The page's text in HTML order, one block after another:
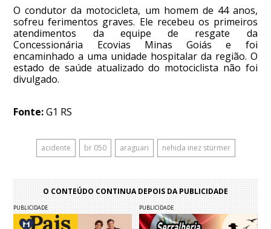
O condutor da motocicleta, um homem de 44 anos,
sofreu ferimentos graves. Ele recebeu os primeiros
atendimentos da equipe de resgate da
Concessionária Ecovias Minas Goiás e foi
encaminhado a uma unidade hospitalar da região. O
estado de saúde atualizado do motociclista não foi
divulgado.
Fonte:G1 RS
acidente br 050 araguari nehida inez stürmer
O CONTEÚDO CONTINUA DEPOIS DA PUBLICIDADE
PUBLICIDADE PUBLICIDADE